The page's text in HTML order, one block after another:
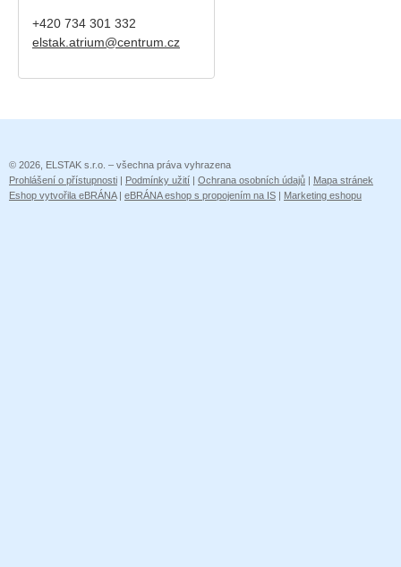
+420 734 301 332
elstak.atrium@centrum.cz
© 2026, ELSTAK s.r.o. – všechna práva vyhrazena
Prohlášení o přístupnosti | Podmínky užití | Ochrana osobních údajů | Mapa stránek
Eshop vytvořila eBRÁNA| eBRÁNA eshop s propojením na IS | Marketing eshopu